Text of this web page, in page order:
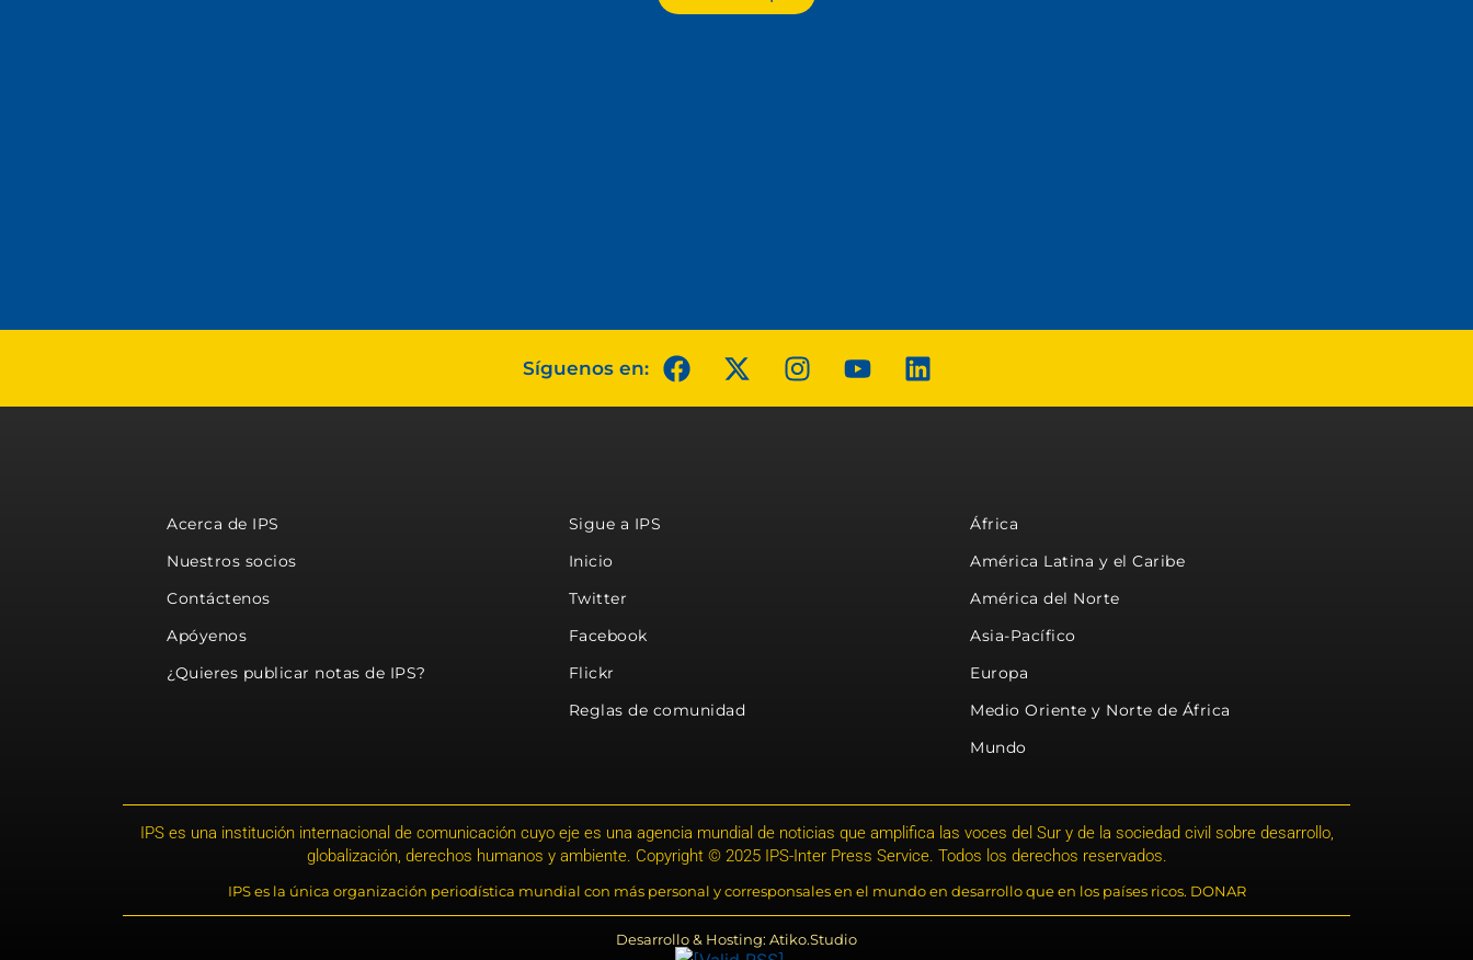
Síguenos en:
Acerca de IPS
Nuestros socios
Contáctenos
Apóyenos
¿Quieres publicar notas de IPS?
Sigue a IPS
Inicio
Twitter
Facebook
Flickr
Reglas de comunidad
África
América Latina y el Caribe
América del Norte
Asia-Pacífico
Europa
Medio Oriente y Norte de África
Mundo
IPS es una institución internacional de comunicación cuyo eje es una agencia mundial de noticias que amplifica las voces del Sur y de la sociedad civil sobre desarrollo,
globalización, derechos humanos y ambiente. Copyright © 2025 IPS-Inter Press Service. Todos los derechos reservados.
IPS es la única organización periodística mundial con más personal y corresponsales en el mundo en desarrollo que en los países ricos. DONAR
Desarrollo & Hosting: Atiko.Studio